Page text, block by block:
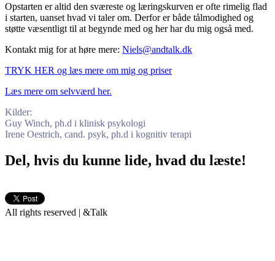
Opstarten er altid den sværeste og læringskurven er ofte rimelig flad
i starten, uanset hvad vi taler om. Derfor er både tålmodighed og
støtte væsentligt til at begynde med og her har du mig også med.
Kontakt mig for at høre mere: Niels@andtalk.dk
TRYK HER og læs mere om mig og priser
Læs mere om selvværd her.
Kilder:
Guy Winch, ph.d i klinisk psykologi
Irene Oestrich, cand. psyk, ph.d i kognitiv terapi
Del, hvis du kunne lide, hvad du læste!
All rights reserved | &Talk